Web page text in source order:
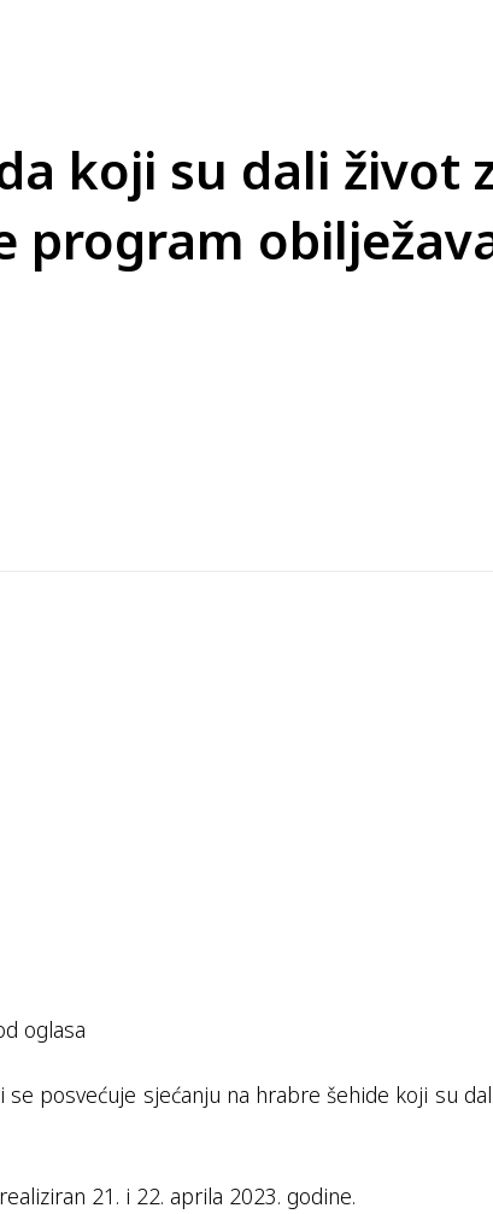
koji su dali život
program
oglasa
posvećuje sjećanju na hrabre šehide koji su
21. i 22. aprila 2023. godine.